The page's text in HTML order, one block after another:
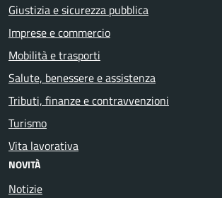
Giustizia e sicurezza pubblica
Imprese e commercio
Mobilità e trasporti
Salute, benessere e assistenza
Tributi, finanze e contravvenzioni
Turismo
Vita lavorativa
NOVITÀ
Notizie